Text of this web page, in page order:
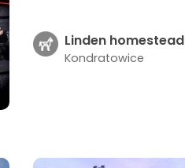
Linden homestead
Kondratowice